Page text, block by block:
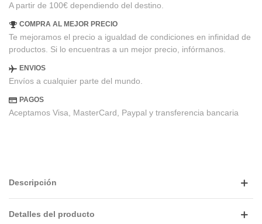
A partir de 100€ dependiendo del destino.
COMPRA AL MEJOR PRECIO
Te mejoramos el precio a igualdad de condiciones en infinidad de
productos. Si lo encuentras a un mejor precio, infórmanos.
ENVIOS
Envíos a cualquier parte del mundo.
PAGOS
Aceptamos Visa, MasterCard, Paypal y transferencia bancaria
Descripción
Detalles del producto